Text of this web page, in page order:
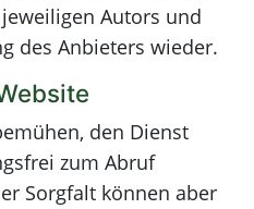
Autors und
des Anbieters wieder.
den Dienst
zum Abruf
Sorgfalt können aber